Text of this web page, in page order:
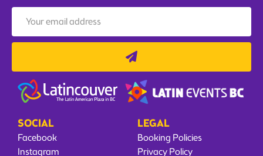
SOCIAL
Facebook
Instagram
LEGAL
Booking Policies
Privacy Policy